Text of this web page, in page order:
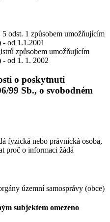
odst. 1 způsobem umožňujícím
od 1.1.2001
způsobem umožňujícím
- od 1. 1. 2002
o poskytnutí
99 Sb., o svobodném
fyzická nebo právnická osoba,
proč o informaci žádá
územní samosprávy (obce)
subjektem omezeno